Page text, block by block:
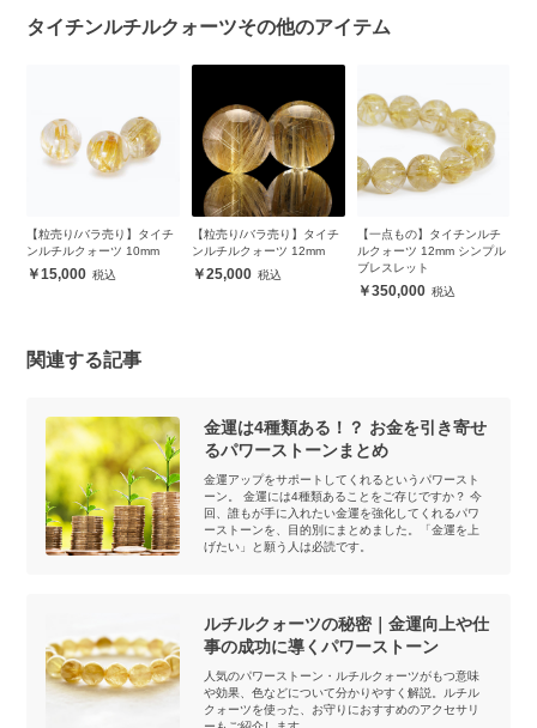
タイチンルチルクォーツその他のアイテム
【粒売り/バラ売り】タイチ
ンルチルクォーツ 10mm
15,000
【粒売り/バラ売り】タイチ
ンルチルクォーツ 12mm
25,000
【一点もの】タイチンルチ
ルクォーツ 12mm シンプル
ブレスレット
350,000
関連する記事
金運は4種類ある！？ お金を引き寄せ
るパワーストーンまとめ
金運アップをサポートしてくれるというパワースト
ーン。 金運には4種類あることをご存じですか？ 今
回、誰もが手に入れたい金運を強化してくれるパワ
ーストーンを、目的別にまとめました。「金運を上
げたい」と願う人は必読です。
ルチルクォーツの秘密｜金運向上や仕
事の成功に導くパワーストーン
人気のパワーストーン・ルチルクォーツがもつ意味
や効果、色などについて分かりやすく解説。ルチル
クォーツを使った、お守りにおすすめのアクセサリ